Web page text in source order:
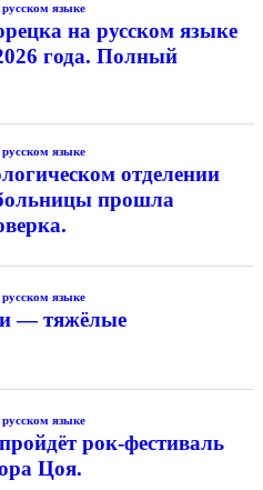
языке
на русском языке
года. Полный
языке
отделении
прошла
языке
— тяжёлые
языке
рок-фестиваль
Цоя.